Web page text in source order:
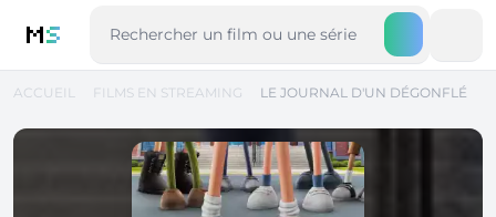
MS
ACCUEIL FILMS EN STREAMING LE JOURNAL D'UN DÉGONFLÉ